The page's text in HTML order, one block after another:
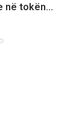
në tokën...